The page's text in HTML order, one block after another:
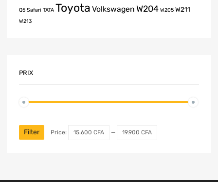
Q5 Safari TATA Toyota Volkswagen W204 W205 W211
W213
PRIX
Filter Price: 15.600 CFA — 19.900 CFA